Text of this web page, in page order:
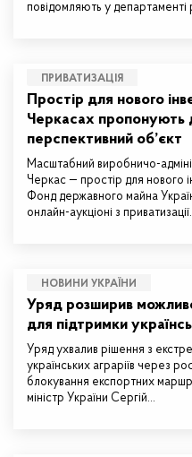
повідомляють у департаменті
ПРИВАТИЗАЦІЯ
Простір для нового
Черкасах пропонують
перспективний об’єкт
Масштабний виробничо-
Черкас — простір для нового
Фонд державного майна
онлайн-аукціоні з
НОВИНИ УКРАЇНИ
Уряд розширив
для підтримки
Уряд ухвалив рішення з
українських аграріїв через
блокування експортних
міністр України Сергій…